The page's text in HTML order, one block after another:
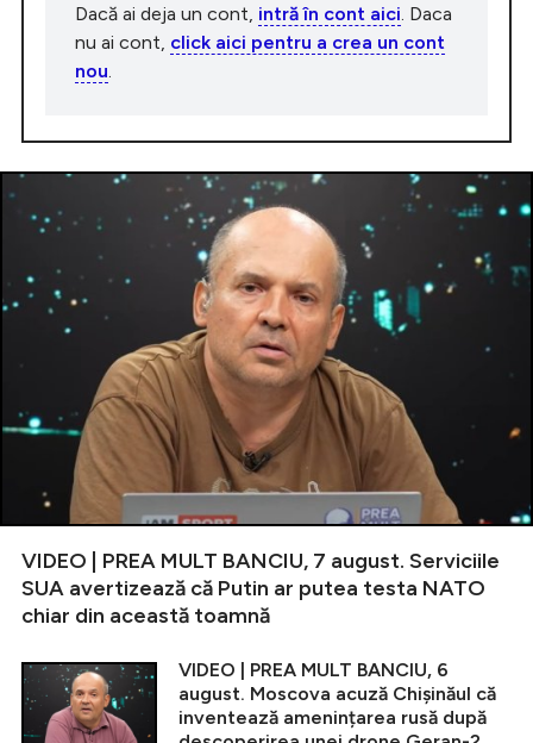
Dacă ai deja un cont, intră în cont aici . Daca
nu ai cont, click aici pentru a crea un cont
nou
VIDEO | PREA MULT BANCIU, 7 august. Serviciile
SUA avertizează că Putin ar putea testa NATO
chiar din această toamnă
VIDEO | PREA MULT BANCIU, 6
august. Moscova acuză Chișinăul că
inventează amenințarea rusă după